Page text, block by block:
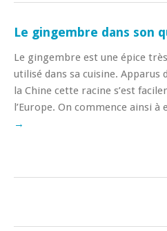
Le gingembre dans son
Le gingembre est une épice
utilisé dans sa cuisine. Apparus
la Chine cette racine s’est
l’Europe. On commence ainsi à
→